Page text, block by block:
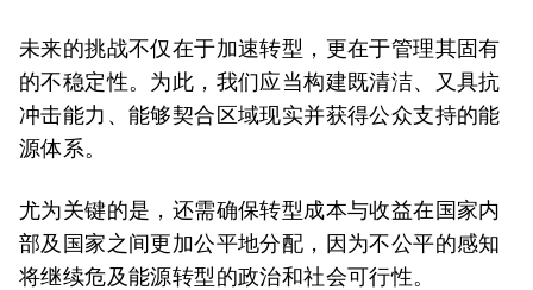
未来的挑战不仅在于加速转型，更在于管理其固有
的不稳定性。为此，我们应当构建既清洁、又具抗
冲击能力、能够契合区域现实并获得公众支持的能
源体系。
尤为关键的是，还需确保转型成本与收益在国家内
部及国家之间更加公平地分配，因为不公平的感知
将继续危及能源转型的政治和社会可行性。